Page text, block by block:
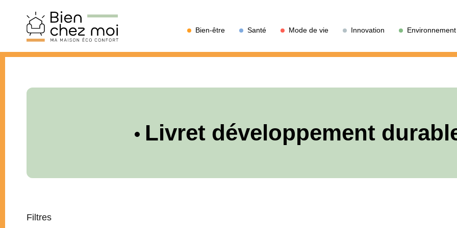
Bien-être Santé Mode de vie Innovation Environnement
Livret développement
Filtres